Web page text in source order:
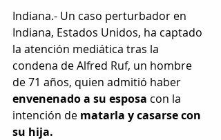
Indiana.- Un caso perturbador en
Indiana, Estados Unidos, ha captado
la atención mediática tras la
condena de Alfred Ruf, un hombre
de 71 años, quien admitió haber
envenenado a su esposa con la
intención de matarla y casarse con
su hija.